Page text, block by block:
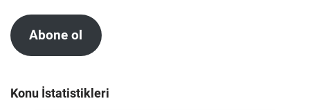
Abone ol
Konu İstatistikleri